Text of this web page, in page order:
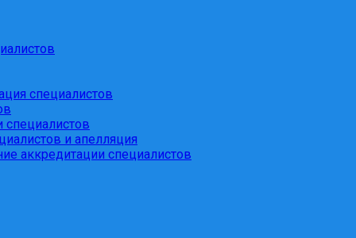
специалистов
и апелляция
аккредитации специалистов